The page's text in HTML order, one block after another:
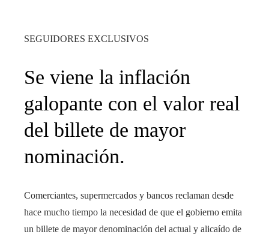
SEGUIDORES EXCLUSIVOS
Se viene la inflación
galopante con el valor real
del billete de mayor
nominación.
Comerciantes, supermercados y bancos reclaman desde
hace mucho tiempo la necesidad de que el gobierno emita
un billete de mayor denominación del actual y alicaído de